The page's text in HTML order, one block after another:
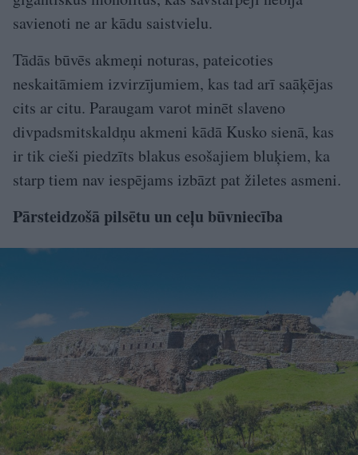
savienoti ne ar kādu saistvielu.
Tādās būvēs akmeņi noturas, pateicoties
neskaitāmiem izvirzījumiem, kas tad arī saāķējas
cits ar citu. Paraugam varot minēt slaveno
divpadsmitskaldņu akmeni kādā Kusko sienā, kas
ir tik cieši piedzīts blakus esošajiem bluķiem, ka
starp tiem nav iespējams izbāzt pat žiletes asmeni.
Pārsteidzošā pilsētu un ceļu būvniecība